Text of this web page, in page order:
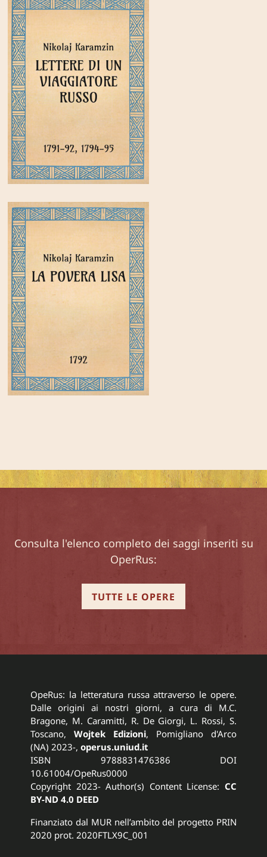
Consulta l'elenco completo dei saggi inseriti su
OperRus:
TUTTE LE OPERE
OpeRus: la letteratura russa attraverso le opere.
Dalle origini ai nostri giorni, a cura di M.C.
Bragone, M. Caramitti, R. De Giorgi, L. Rossi, S.
Toscano,Wojtek Edizioni, Pomigliano d'Arco
(NA) 2023-,operus.uniud.it
ISBN 9788831476386 DOI
10.61004/OpeRus0000
Copyright 2023- Author(s) Content License: CC
BY-ND 4.0 DEED
Finanziato dal MUR nell’ambito del progetto PRIN
2020 prot. 2020FTLX9C_001